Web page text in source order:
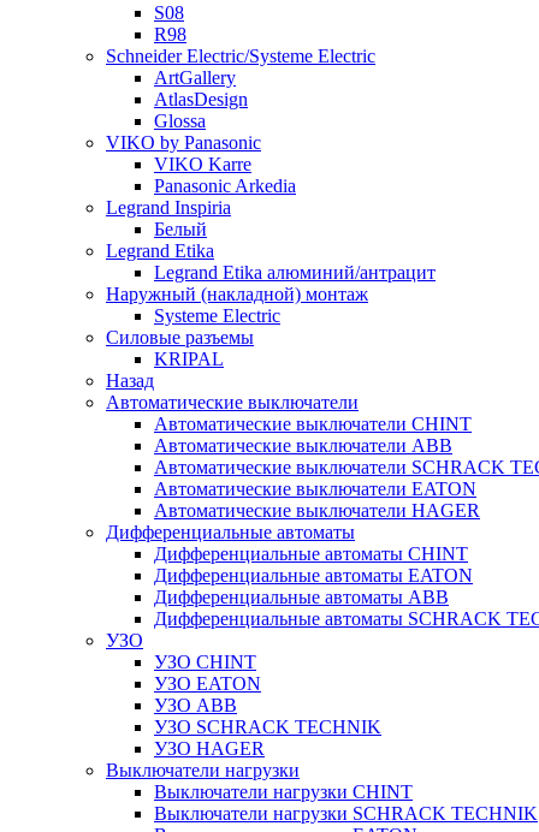
S08
R98
Schneider Electric/Systeme Electric
ArtGallery
AtlasDesign
Glossa
VIKO by Panasonic
VIKO Karre
Panasonic Arkedia
Legrand Inspiria
Белый
Legrand Etika
Legrand Etika алюминий/антрацит
Наружный (накладной) монтаж
Systeme Electric
Силовые разъемы
KRIPAL
Назад
Автоматические выключатели
Автоматические выключатели CHINT
Автоматические выключатели ABB
Автоматические выключатели SCHRACK
Автоматические выключатели EATON
Автоматические выключатели HAGER
Дифференциальные автоматы
Дифференциальные автоматы CHINT
Дифференциальные автоматы EATON
Дифференциальные автоматы ABB
Дифференциальные автоматы SCHRACK
УЗО
УЗО CHINT
УЗО EATON
УЗО ABB
УЗО SCHRACK TECHNIK
УЗО HAGER
Выключатели нагрузки
Выключатели нагрузки CHINT
Выключатели нагрузки SCHRACK TECHNIK